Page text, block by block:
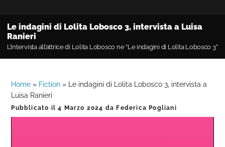
Le indagini di Lolita Lobosco 3, intervista a Luisa
Ranieri
L’intervista all’attrice di Lolita Lobosco ne “Le indagini di Lolita Lobosco 3”
Home » Fiction »
Le indagini di Lolita Lobosco 3, intervista a
Luisa Ranieri
Pubblicato il4 Marzo 2024 da Federica Pogliani